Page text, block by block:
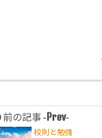
前の記事 - Prev-
校則と勉強